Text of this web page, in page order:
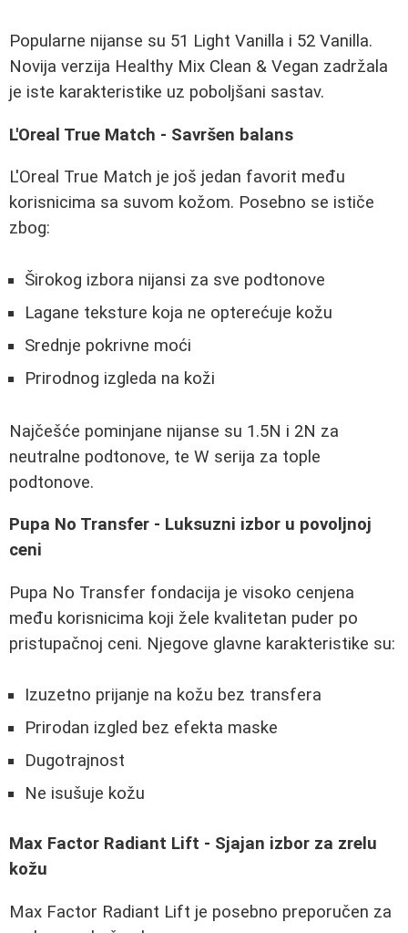
Popularne nijanse su 51 Light Vanilla i 52 Vanilla.
Novija verzija Healthy Mix Clean & Vegan zadržala
je iste karakteristike uz poboljšani sastav.
L'Oreal True Match - Savršen balans
L'Oreal True Match je još jedan favorit među
korisnicima sa suvom kožom. Posebno se ističe
zbog:
Širokog izbora nijansi za sve podtonove
Lagane teksture koja ne opterećuje kožu
Srednje pokrivne moći
Prirodnog izgleda na koži
Najčešće pominjane nijanse su 1.5N i 2N za
neutralne podtonove, te W serija za tople
podtonove.
Pupa No Transfer - Luksuzni izbor u povoljnoj
ceni
Pupa No Transfer fondacija je visoko cenjena
među korisnicima koji žele kvalitetan puder po
pristupačnoj ceni. Njegove glavne karakteristike su:
Izuzetno prijanje na kožu bez transfera
Prirodan izgled bez efekta maske
Dugotrajnost
Ne isušuje kožu
Max Factor Radiant Lift - Sjajan izbor za zrelu
kožu
Max Factor Radiant Lift je posebno preporučen za